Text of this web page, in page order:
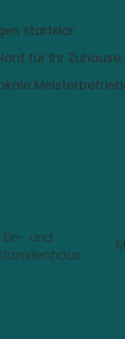
startklar
für Ihr Zuhause
Ein- und